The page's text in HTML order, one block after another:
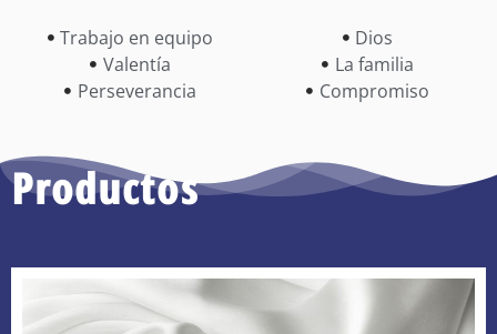
Trabajo en equipo
Valentía
Perseverancia
Dios
La familia
Compromiso
Productos